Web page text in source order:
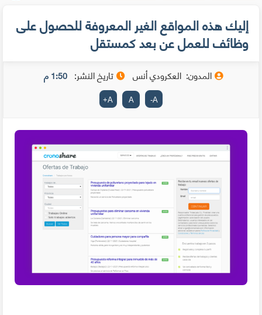
إليك هذه المواقع الغير المعروفة للحصول على
وظائف للعمل عن بعد كمستقل
المدون: العكرودي أنس تاريخ النشر: 1:50 م
A
-
A
A
+